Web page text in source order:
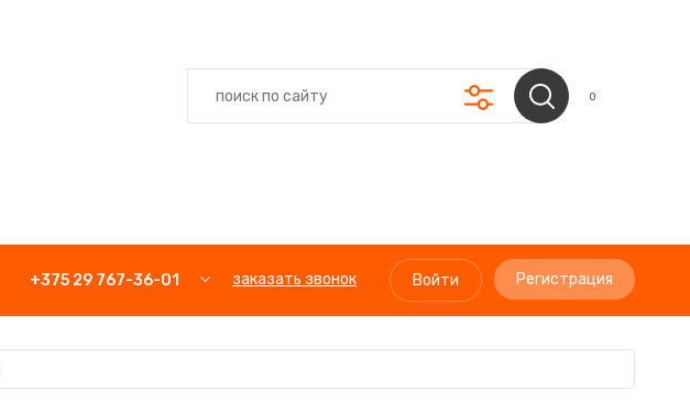
0
+375 29 767-36-01 заказать звонок Войти Регистрация